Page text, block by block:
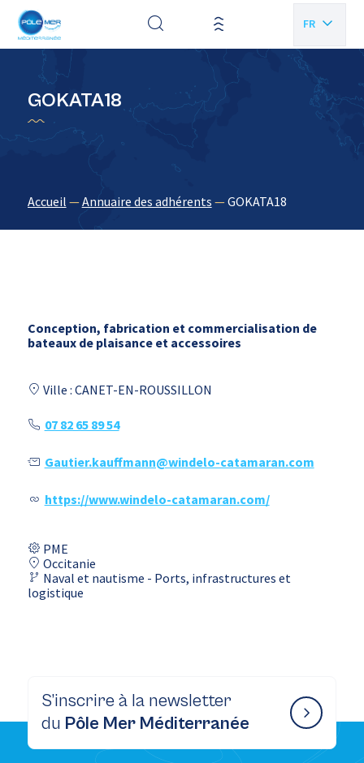
FR
EN
GOKATA18
Accueil —Annuaire des adhérents —GOKATA18
Conception, fabrication et commercialisation de
bateaux de plaisance et accessoires
Ville : CANET-EN-ROUSSILLON
07 82 65 89 54
Gautier.kauffmann@windelo-catamaran.com
https://www.windelo-catamaran.com/
PME
Occitanie
Naval et nautisme - Ports, infrastructures et
logistique
S’inscrire à la newsletter
du Pôle Mer Méditerranée
Panneau de gestion des cookies